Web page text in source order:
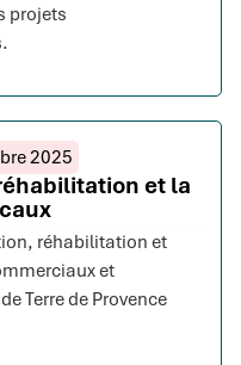
projets
2025
et la
réhabilitation et
et
Terre de Provence